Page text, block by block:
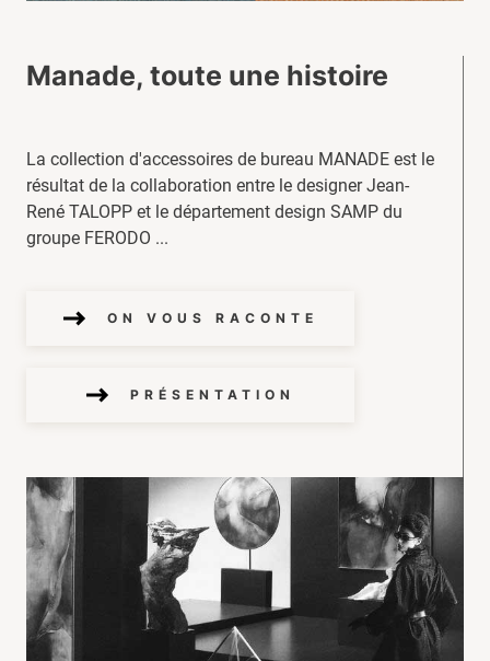
Manade, toute une histoire
La collection d'accessoires de bureau MANADE est le
résultat de la collaboration entre le designer Jean-
René TALOPP et le département design SAMP du
groupe FERODO ...
ON VOUS RACONTE
PRÉSENTATION